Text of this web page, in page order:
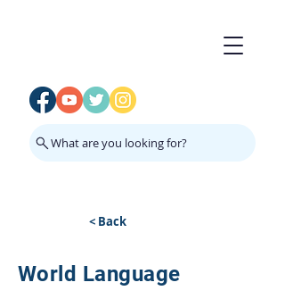
What are you looking for?
< Back
World Language